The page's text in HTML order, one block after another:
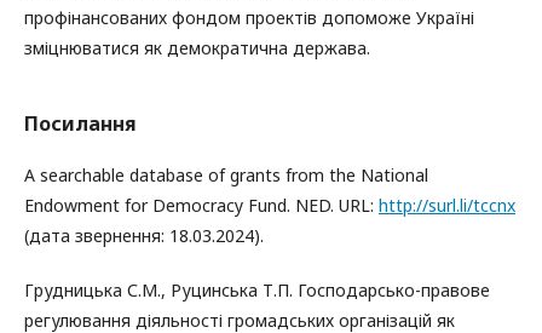
профінансованих фондом проектів допоможе Україні
зміцнюватися як демократична держава.
Посилання
A searchable database of grants from the National
Endowment for Democracy Fund. NED. URL: http://surl.li/tccnx
(дата звернення: 18.03.2024).
Грудницька С.М., Руцинська Т.П. Господарсько-правове
регулювання діяльності громадських організацій як